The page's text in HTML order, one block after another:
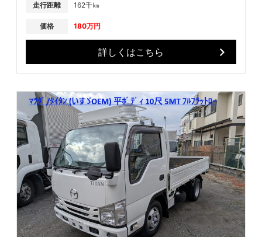
走行距離 162千㎞
価格 180万円
詳しくはこちら